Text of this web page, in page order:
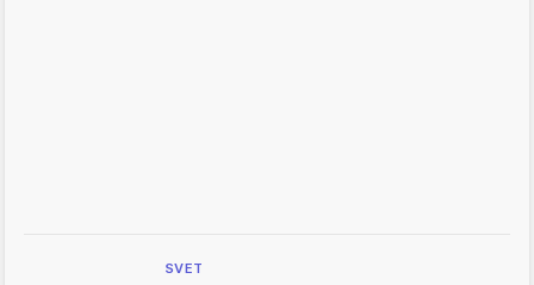
SVET